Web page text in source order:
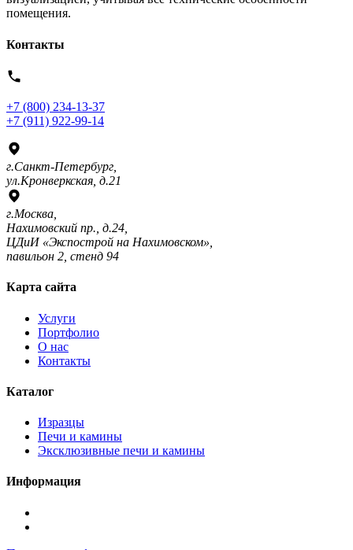
помещения.
Контакты
+7 (800) 234-13-37
+7 (911) 922-99-14
г.Санкт-Петербург,
ул.Кронверкская, д.21
г.Москва,
Нахимовский пр., д.24,
ЦДиИ «Экспострой на Нахимовском»,
павильон 2, стенд 94
Карта сайта
Услуги
Портфолио
О нас
Контакты
Каталог
Изразцы
Печи и камины
Эксклюзивные печи и камины
Информация